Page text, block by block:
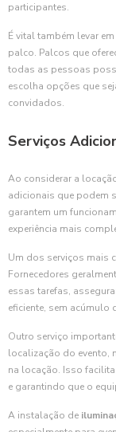
participantes.
É vital também levar
palco. Palcos que
todas as pessoas
escolha opções que
convidados.
Serviços
Ao considerar a
adicionais que podem
garantem um
experiência mais
Um dos serviços mais
Fornecedores
essas tarefas,
eficiente, sem acúmulo
Outro serviço
localização do evento,
na locação. Isso
e garantindo que o
A instalação de